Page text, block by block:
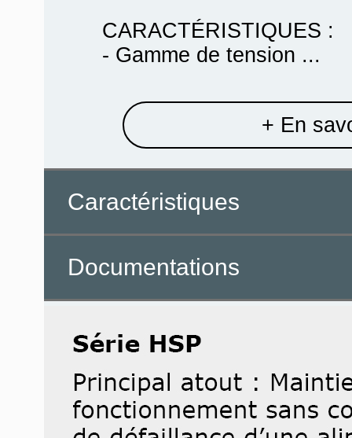
CARACTÉRISTIQUES :
- Gamme de tension ...
+ En
Caractéristiques
Documentations